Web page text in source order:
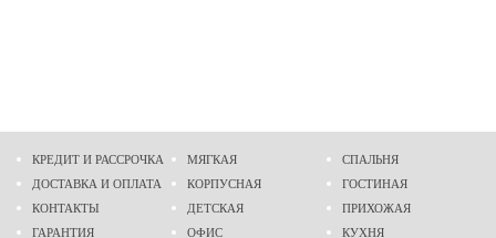
КРЕДИТ И РАССРОЧКА
ДОСТАВКА И ОПЛАТА
КОНТАКТЫ
ГАРАНТИЯ
МЯГКАЯ
КОРПУСНАЯ
ДЕТСКАЯ
ОФИС
СПАЛЬНЯ
ГОСТИНАЯ
ПРИХОЖАЯ
КУХНЯ